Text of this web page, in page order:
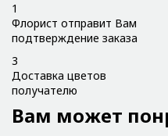
1
Флорист отправит Вам
подтверждение заказа
3
Доставка цветов
получателю
Вам может